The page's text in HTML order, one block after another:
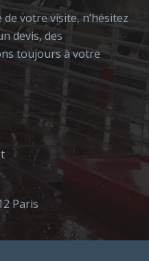
votre visite, n’hésitez
devis, des
toujours à votre
Paris